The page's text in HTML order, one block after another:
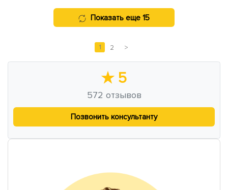
Показать еще 15
1 2 >
★ 5
572 отзывов
Позвонить консультанту